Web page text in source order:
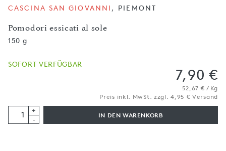
Pomodori essicati al sole
CASCINA SAN GIOVANNI , PIEMONT
150 g
SOFORT VERFÜGBAR
7,90 €
52,67 € / Kg
Preis inkl. MwSt. zzgl. 4,95 € Versand
+
-
IN DEN WARENKORB